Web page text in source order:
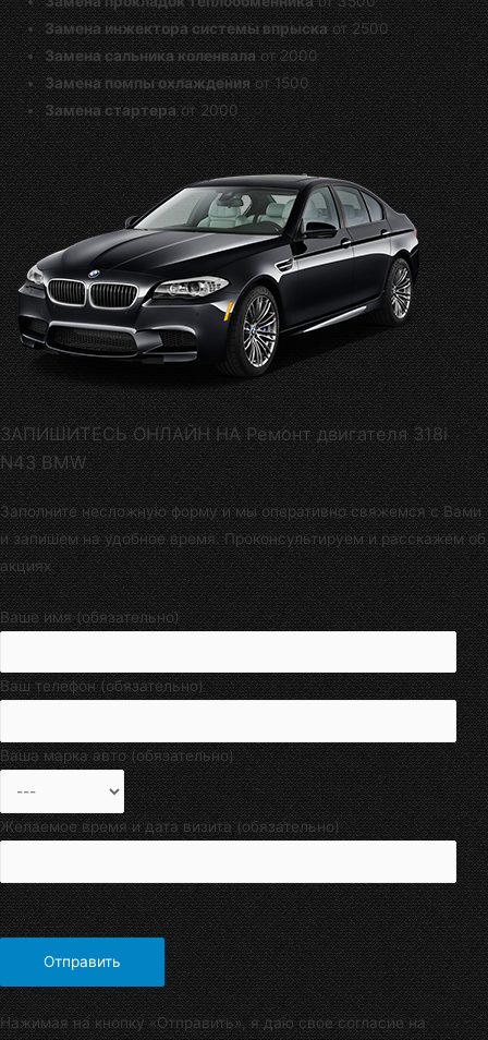
Замена инжектора системы впрыскаот 2500
Замена сальника коленвалаот 2000
Замена помпы охлажденияот 1500
Замена стартераот 2000
ЗАПИШИТЕСЬ ОНЛАЙН НА Ремонт двигателя 318i
N43 BMW
Заполните несложную форму и мы оперативно свяжемся с Вами
и запишем на удобное время. Проконсультируем и расскажем об
акциях
Ваше имя (обязательно)
Ваш телефон (обязательно)
Ваша марка авто (обязательно)
Желаемое время и дата визита (обязательно)
Нажимая на кнопку «Отправить», я даю свое согласие на